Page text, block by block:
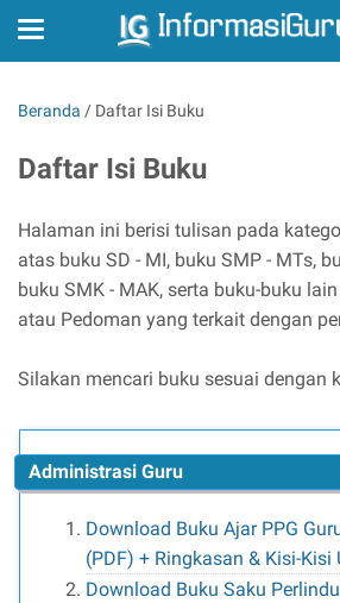
Beranda / Daftar Isi Buku
Daftar Isi Buku
Halaman ini berisi tulisan pada
atas buku SD - MI, buku SMP - MTs,
buku SMK - MAK, serta buku-buku
atau Pedoman yang terkait dengan
Silakan mencari buku sesuai dengan
Administrasi Guru
Download Buku Ajar PPG
(PDF) + Ringkasan & Kisi-Kisi
Download Buku Saku